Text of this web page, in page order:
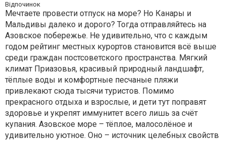
Відпочинок
Мечтаете провести отпуск на море? Но Канары и
Мальдивы далеко и дорого? Тогда отправляйтесь на
Азовское побережье. Не удивительно, что с каждым
годом рейтинг местных курортов становится всё выше
среди граждан постсоветского пространства. Мягкий
климат Приазовья, красивый природный ландшафт,
тёплые воды и комфортные песчаные пляжи
привлекают сюда тысячи туристов. Помимо
прекрасного отдыха и взрослые, и дети тут поправят
здоровье и укрепят иммунитет всего лишь за счёт
купания. Азовское море – тёплое, малосолёное и
удивительно уютное. Оно – источник целебных свойств